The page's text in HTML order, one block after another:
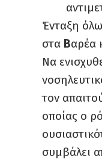
Ένταξη
στα Βαρέα
Να
τον
οποίας ο
συμβάλει